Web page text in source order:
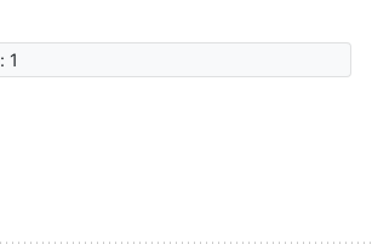
1